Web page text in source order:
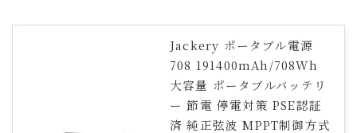
Jackery ポータブル電源
708 191400mAh/708Wh
大容量 ポータブルバッテリ
ー 節電 停電対策 PSE認証
済 純正弦波 MPPT制御方式